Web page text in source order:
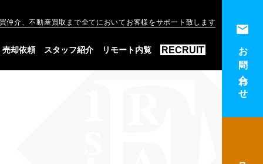
仲介、不動産買取まで全てにおいてお客様をサポート致します
売却依頼 スタッフ紹介 リモート内覧 RECRUIT お問い合わせ